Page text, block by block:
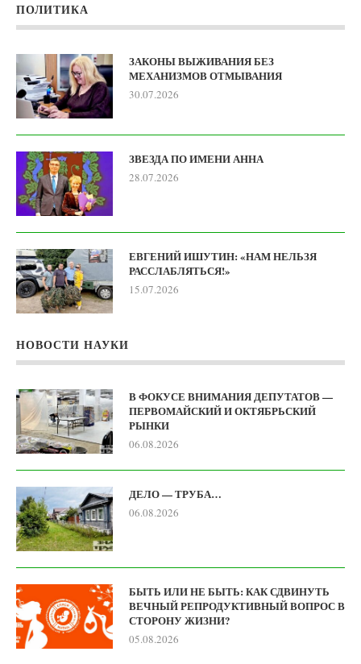
ПОЛИТИКА
ЗАКОНЫ ВЫЖИВАНИЯ БЕЗ
МЕХАНИЗМОВ ОТМЫВАНИЯ
30.07.2026
ЗВЕЗДА ПО ИМЕНИ АННА
28.07.2026
ЕВГЕНИЙ ИШУТИН: «НАМ НЕЛЬЗЯ
РАССЛАБЛЯТЬСЯ!»
15.07.2026
НОВОСТИ НАУКИ
В ФОКУСЕ ВНИМАНИЯ ДЕПУТАТОВ —
ПЕРВОМАЙСКИЙ И ОКТЯБРЬСКИЙ
РЫНКИ
06.08.2026
ДЕЛО — ТРУБА…
06.08.2026
БЫТЬ ИЛИ НЕ БЫТЬ: КАК СДВИНУТЬ
ВЕЧНЫЙ РЕПРОДУКТИВНЫЙ ВОПРОС В
СТОРОНУ ЖИЗНИ?
05.08.2026